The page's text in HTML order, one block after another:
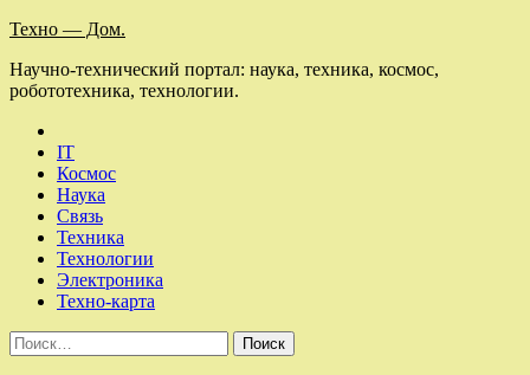
Skip
content
Техно — Дом.
Научно-технический портал: наука, техника, космос,
робототехника, технологии.
IT
Космос
Наука
Связь
Техника
Технологии
Электроника
Техно-карта
Найти: